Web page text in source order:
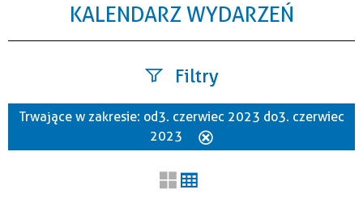
KALENDARZ WYDARZEŃ
Filtry
Szukana fraza
Trwające w zakresie: od 3. czerwiec 2023 do 3. czerwiec
2023